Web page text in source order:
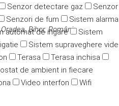
Senzor detectare gaz
Senzor
Senzori de fum
Sistem alarma
automat de irigare
Sistem
Sistem supraveghere
Terasa
Terasa inchisa
de ambient in fiecare
Video interfon Wifi
Bihor, România